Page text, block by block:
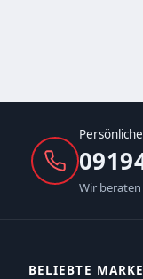
Wir
BELIEBTE